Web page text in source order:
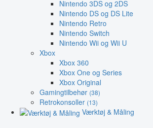
Nintendo 3DS og 2DS
Nintendo DS og DS Lite
Nintendo Retro
Nintendo Switch
Nintendo Wii og Wii U
Xbox
Xbox 360
Xbox One og Series
Xbox Original
Gamingtilbehør (38)
Retrokonsoller (13)
Værktøj & Måling